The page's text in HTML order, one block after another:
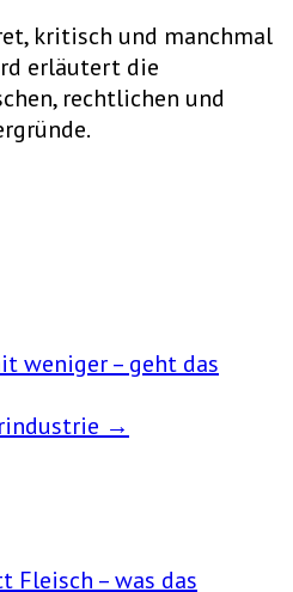
kritisch und manchmal
erläutert die
rechtlichen und
weniger – geht das
→
Fleisch – was das